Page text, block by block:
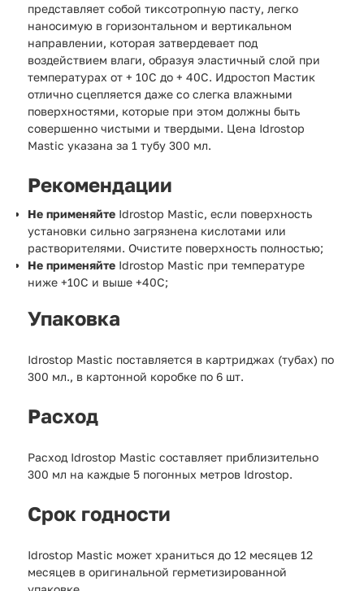
представляет собой тиксотропную пасту, легко
наносимую в горизонтальном и вертикальном
направлении, которая затвердевает под
воздействием влаги, образуя эластичный слой при
температурах от + 10C до + 40C. Идростоп Мастик
отлично сцепляется даже со слегка влажными
поверхностями, которые при этом должны быть
совершенно чистыми и твердыми. Цена Idrostop
Mastic указана за 1 тубу 300 мл.
Рекомендации
Не применяйте Idrostop Mastic, если поверхность
установки сильно загрязнена кислотами или
растворителями. Очистите поверхность полностью;
Не применяйте Idrostop Mastic при температуре
ниже +10С и выше +40С;
Упаковка
Idrostop Mastic поставляется в картриджах (тубах) по
300 мл., в картонной коробке по 6 шт.
Расход
Расход Idrostop Mastic составляет приблизительно
300 мл на каждые 5 погонных метров Idrostop.
Срок годности
Idrostop Mastic может храниться до 12 месяцев 12
месяцев в оригинальной герметизированной